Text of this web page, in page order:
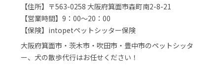
【住所】〒563-0258 大阪府箕面市森町南2-8-21
【営業時間】9：00～20：00
【保険】intopetペットシッター保険
大阪府箕面市・茨木市・吹田市・豊中市のペットシッタ
ー、犬の散歩代行はお任せください！